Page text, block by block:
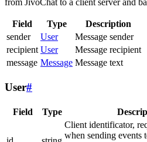
from JivoChat to a client server and
Field Type
Description
sender
User
Message sender
recipient User
Message recipient
message Message Message text
User#
Field Type
Client identificator,
when sending events